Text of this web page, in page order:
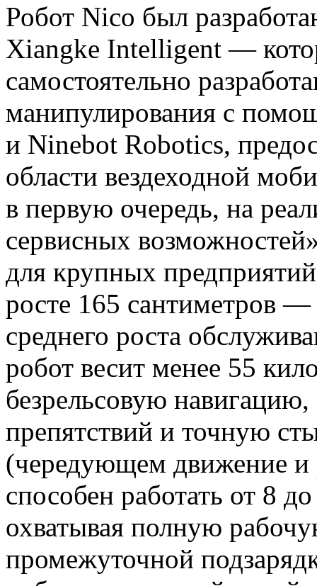
Робот Nico был
Xiangke Intelligent —
самостоятельно
манипулирования с
и Ninebot Robotics,
области вездеходной
в первую очередь, на
сервисных
для крупных
росте 165 сантиметров
среднего роста
робот весит менее 55
безрельсовую
препятствий и точную
(чередующем движение
способен работать от 8
охватывая полную
промежуточной